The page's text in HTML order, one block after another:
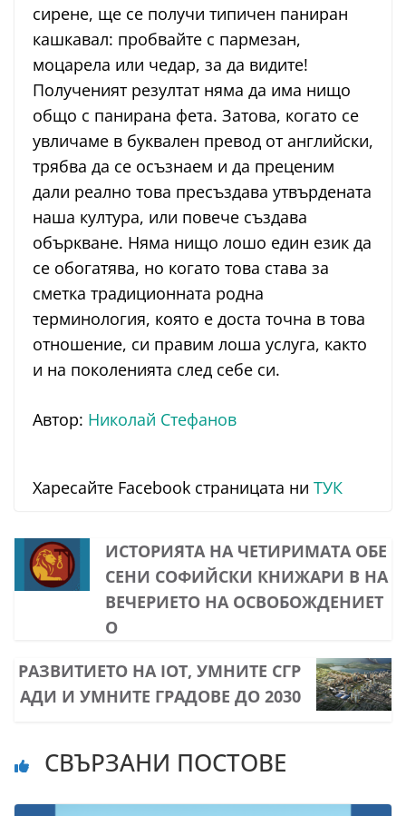
сирене, ще се получи типичен паниран
кашкавал: пробвайте с пармезан,
моцарела или чедар, за да видите!
Полученият резултат няма да има нищо
общо с панирана фета. Затова, когато се
увличаме в буквален превод от английски,
трябва да се осъзнаем и да преценим
дали реално това пресъздава утвърдената
наша култура, или повече създава
объркване. Няма нищо лошо един език да
се обогатява, но когато това става за
сметка традиционната родна
терминология, която е доста точна в това
отношение, си правим лоша услуга, както
и на поколенията след себе си.
Автор: Николай Стефанов
Харесайте Facebook страницата ни ТУК
ИСТОРИЯТА НА ЧЕТИРИМАТА ОБЕ
СЕНИ СОФИЙСКИ КНИЖАРИ В НА
ВЕЧЕРИЕТО НА ОСВОБОЖДЕНИЕТ
О
РАЗВИТИЕТО НА IOT, УМНИТЕ СГР
АДИ И УМНИТЕ ГРАДОВЕ ДО 2030
СВЪРЗАНИ ПОСТОВЕ